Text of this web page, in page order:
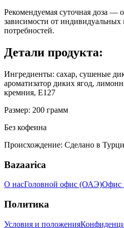
Рекомендуемая суточная доза —
зависимости от индивидуальных
потребностей.
Детали продукта:
Ингредиенты: сахар, сушеные
ароматизатор диких ягод,
кремния, E127
Размер: 200 грамм
Без кофеина
Происхождение: Сделано в
Bazaarica
О насГоловной офис (ОАЭ)Офис
Политика
Условия и положения